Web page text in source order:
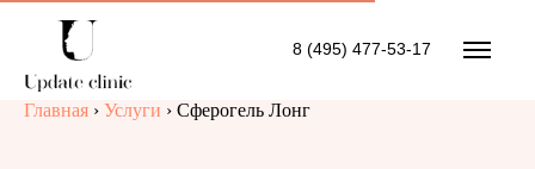
8 (495) 477-53-17
Главная › Услуги › Сферогель Лонг